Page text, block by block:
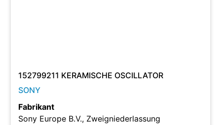
152799211 KERAMISCHE OSCILLATOR
SONY
Fabrikant
Sony Europe B.V., Zweigniederlassung